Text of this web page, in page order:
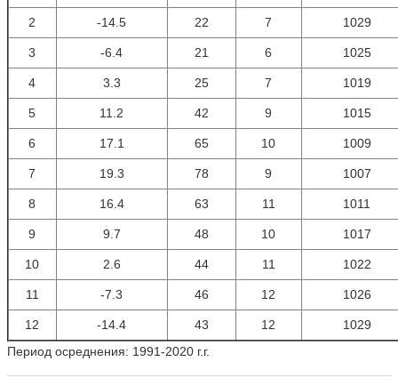
2 -14.5 22 7 1029
3 -6.4 21 6 1025
4 3.3 25 7 1019
5 11.2 42 9 1015
6 17.1 65 10 1009
7 19.3 78 9 1007
8 16.4 63 11 1011
9 9.7 48 10 1017
10 2.6 44 11 1022
11 -7.3 46 12 1026
12 -14.4 43 12
1029
Период осреднения: 1991-2020 г.г.